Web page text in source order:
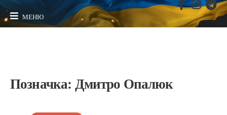
МЕНЮ
Позначка: Дмитро Опалюк